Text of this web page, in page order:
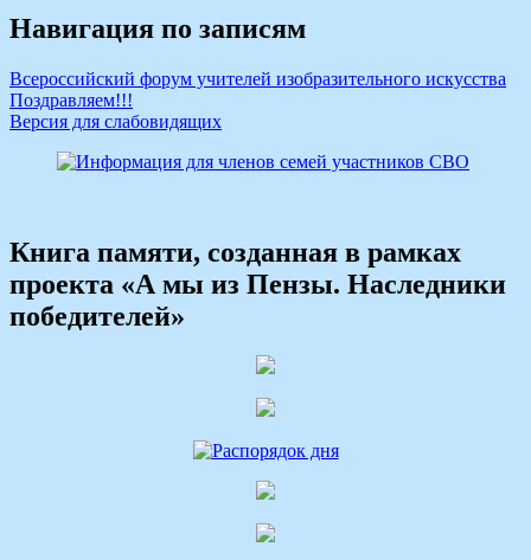
Навигация по записям
Всероссийский форум учителей изобразительного искусства
Поздравляем!!!
Версия для слабовидящих
Книга памяти, созданная в рамках
проекта «А мы из Пензы. Наследники
победителей»